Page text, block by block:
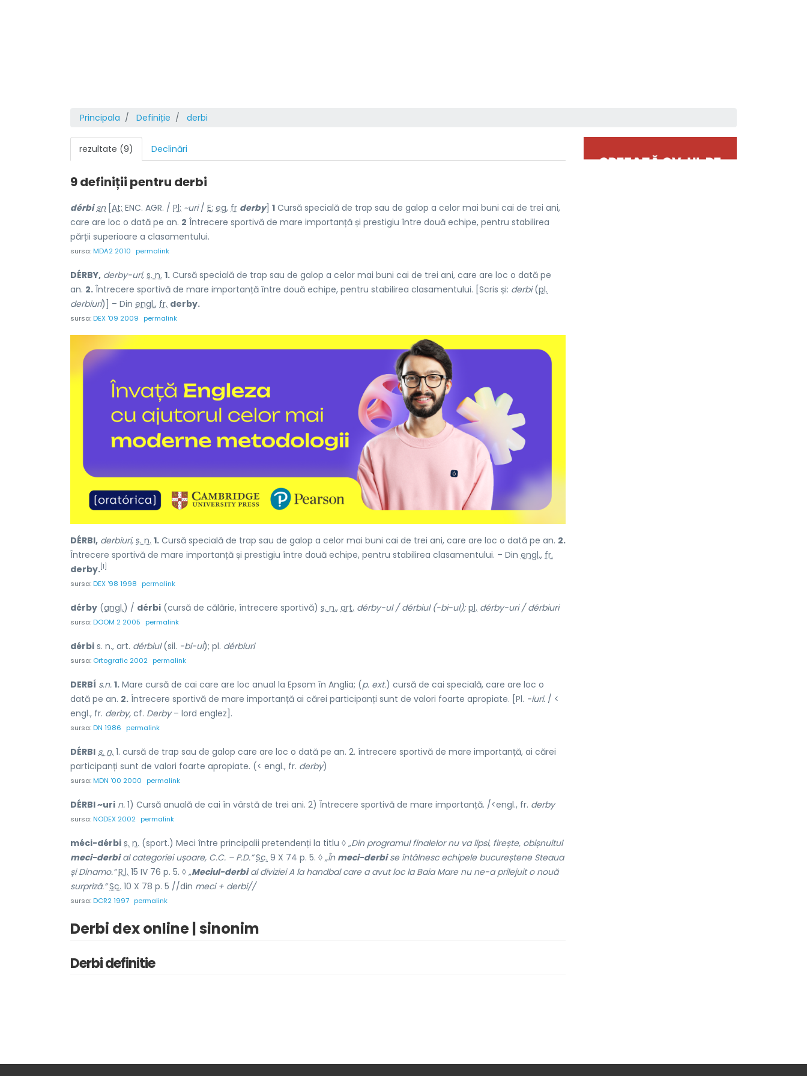
Principala Definiție derbi
rezultate (9) Declinări
9 definiții pentru derbi
dérbi sn[ At: ENC. AGR. / Pl: ~uri/ E: eg, fr derby] 1 Cursă specială de trap sau de galop a celor mai buni cai de trei ani,
care are loc o dată pe an. 2 Întrecere sportivă de mare importanță și prestigiu între două echipe, pentru stabilirea
părții superioare a clasamentului.
sursa:MDA2 2010 permalink
DÉRBY, derby-uri, s. n. 1. Cursă specială de trap sau de galop a celor mai buni cai de trei ani, care are loc o dată pe
an. 2. Întrecere sportivă de mare importanță între două echipe, pentru stabilirea clasamentului. [Scris și: derbi(pl.
derbiuri)] – Din engl., fr. derby.
sursa:DEX '09 2009 permalink
DÉRBI, derbiuri, s. n. 1. Cursă specială de trap sau de galop a celor mai buni cai de trei ani, care are loc o dată pe an. 2.
Întrecere sportivă de mare importanță și prestigiu între două echipe, pentru stabilirea clasamentului. – Din engl., fr.
derby. [1]
sursa:DEX '98 1998 permalink
dérby (angl.) / dérbi (cursă de călărie, întrecere sportivă) s. n., art. dérby-ul / dérbiul (-bi-ul); pl. dérby-uri / dérbiuri
sursa:DOOM 2 2005 permalink
dérbi s. n., art. dérbiul(sil. -bi-ul); pl. dérbiuri
sursa: Ortografic 2002 permalink
DERBÍ s.n. 1. Mare cursă de cai care are loc anual la Epsom în Anglia; (p. ext.) cursă de cai specială, care are loc o
dată pe an. 2. Întrecere sportivă de mare importanță ai cărei participanți sunt de valori foarte apropiate. [Pl. -iuri. / <
engl., fr. derby, cf. Derby– lord englez].
sursa:DN 1986 permalink
DÉRBI s. n. 1. cursă de trap sau de galop care are loc o dată pe an. 2. întrecere sportivă de mare importanță, ai cărei
participanți sunt de valori foarte apropiate. (< engl., fr. derby)
sursa:MDN '00 2000 permalink
DÉRBI ~uri n. 1) Cursă anuală de cai în vârstă de trei ani. 2) Întrecere sportivă de mare importanță. /<engl., fr. derby
sursa:NODEX 2002 permalink
méci-dérbi s. n. (sport.) Meci între principalii pretendenți la titlu ◊ „Din programul finalelor nu va lipsi, firește, obișnuitul
meci-derbial categoriei ușoare, C.C. – P.D.” Sc. 9 X 74 p. 5. ◊ „În meci-derbise întâlnesc echipele bucureștene Steaua
și Dinamo.” R.l. 15 IV 76 p. 5. ◊ „Meciul-derbial diviziei A la handbal care a avut loc la Baia Mare nu ne-a prilejuit o nouă
surpriză.” Sc. 10 X 78 p. 5 //din meci + derbi//
sursa:DCR2 1997 permalink
Derbi dex online | sinonim
Derbi definitie